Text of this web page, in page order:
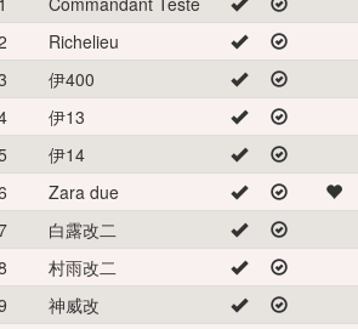
Richelieu
伊400
伊13
伊14
Zara due
白露改二
村雨改二
神威改